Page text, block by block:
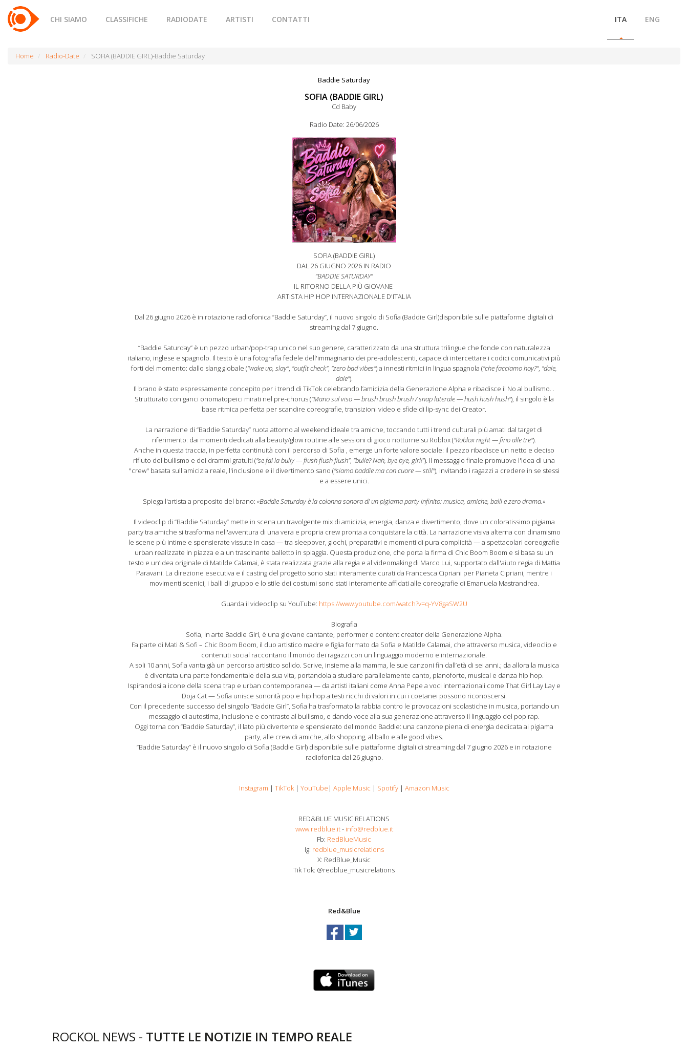
ITA ENG
CHI SIAMO CLASSIFICHE RADIODATE ARTISTI CONTATTI
Home Radio-Date SOFIA (BADDIE GIRL)-Baddie Saturday
Baddie Saturday
SOFIA (BADDIE GIRL)
Cd Baby
Radio Date: 26/06/2026
SOFIA (BADDIE GIRL)
DAL 26 GIUGNO 2026 IN RADIO
“BADDIE SATURDAY”
IL RITORNO DELLA PIÙ GIOVANE
ARTISTA HIP HOP INTERNAZIONALE D'ITALIA
Dal 26 giugno 2026 è in rotazione radiofonica “Baddie Saturday”, il nuovo singolo di Sofia (Baddie Girl)disponibile sulle piattaforme digitali di
streaming dal 7 giugno.
“Baddie Saturday” è un pezzo urban/pop-trap unico nel suo genere, caratterizzato da una struttura trilingue che fonde con naturalezza
italiano, inglese e spagnolo. Il testo è una fotografia fedele dell'immaginario dei pre-adolescenti, capace di intercettare i codici comunicativi più
forti del momento: dallo slang globale ("wake up, slay", "outfit check", "zero bad vibes") a innesti ritmici in lingua spagnola ("che facciamo hoy?", "dale,
dale").
Il brano è stato espressamente concepito per i trend di TikTok celebrando l’amicizia della Generazione Alpha e ribadisce il No al bullismo. .
Strutturato con ganci onomatopeici mirati nel pre-chorus ("Mano sul viso — brush brush brush / snap laterale — hush hush hush"), il singolo è la
base ritmica perfetta per scandire coreografie, transizioni video e sfide di lip-sync dei Creator.
La narrazione di “Baddie Saturday” ruota attorno al weekend ideale tra amiche, toccando tutti i trend culturali più amati dal target di
riferimento: dai momenti dedicati alla beauty/glow routine alle sessioni di gioco notturne su Roblox ("Roblox night — fino alle tre").
Anche in questa traccia, in perfetta continuità con il percorso di Sofia , emerge un forte valore sociale: il pezzo ribadisce un netto e deciso
rifiuto del bullismo e dei drammi gratuiti ("se fai la bully — flush flush flush", "bulle? Nah, bye bye, girl!"). Il messaggio finale promuove l'idea di una
"crew" basata sull'amicizia reale, l'inclusione e il divertimento sano ("siamo baddie ma con cuore — still"), invitando i ragazzi a credere in se stessi
e a essere unici.
Spiega l'artista a proposito del brano: «Baddie Saturday è la colonna sonora di un pigiama party infinito: musica, amiche, balli e zero drama.»
Il videoclip di “Baddie Saturday” mette in scena un travolgente mix di amicizia, energia, danza e divertimento, dove un coloratissimo pigiama
party tra amiche si trasforma nell'avventura di una vera e propria crew pronta a conquistare la città. La narrazione visiva alterna con dinamismo
le scene più intime e spensierate vissute in casa — tra sleepover, giochi, preparativi e momenti di pura complicità — a spettacolari coreografie
urban realizzate in piazza e a un trascinante balletto in spiaggia. Questa produzione, che porta la firma di Chic Boom Boom e si basa su un
testo e un’idea originale di Matilde Calamai, è stata realizzata grazie alla regia e al videomaking di Marco Lui, supportato dall'aiuto regia di Mattia
Paravani. La direzione esecutiva e il casting del progetto sono stati interamente curati da Francesca Cipriani per Pianeta Cipriani, mentre i
movimenti scenici, i balli di gruppo e lo stile dei costumi sono stati interamente affidati alle coreografie di Emanuela Mastrandrea.
Guarda il videoclip su YouTube: https://www.youtube.com/watch?v=q-YV8gaSW2U
Biografia
Sofia, in arte Baddie Girl, è una giovane cantante, performer e content creator della Generazione Alpha.
Fa parte di Mati & Sofi – Chic Boom Boom, il duo artistico madre e figlia formato da Sofia e Matilde Calamai, che attraverso musica, videoclip e
contenuti social raccontano il mondo dei ragazzi con un linguaggio moderno e internazionale.
A soli 10 anni, Sofia vanta già un percorso artistico solido. Scrive, insieme alla mamma, le sue canzoni fin dall’età di sei anni.; da allora la musica
è diventata una parte fondamentale della sua vita, portandola a studiare parallelamente canto, pianoforte, musical e danza hip hop.
Ispirandosi a icone della scena trap e urban contemporanea — da artisti italiani come Anna Pepe a voci internazionali come That Girl Lay Lay e
Doja Cat — Sofia unisce sonorità pop e hip hop a testi ricchi di valori in cui i coetanei possono riconoscersi.
Con il precedente successo del singolo “Baddie Girl”, Sofia ha trasformato la rabbia contro le provocazioni scolastiche in musica, portando un
messaggio di autostima, inclusione e contrasto al bullismo, e dando voce alla sua generazione attraverso il linguaggio del pop rap.
Oggi torna con “Baddie Saturday”, il lato più divertente e spensierato del mondo Baddie: una canzone piena di energia dedicata ai pigiama
party, alle crew di amiche, allo shopping, al ballo e alle good vibes.
“Baddie Saturday” è il nuovo singolo di Sofia (Baddie Girl) disponibile sulle piattaforme digitali di streaming dal 7 giugno 2026 e in rotazione
radiofonica dal 26 giugno.
Instagram | TikTok| YouTube | Apple Music | Spotify| Amazon Music
RED&BLUE MUSIC RELATIONS
www.redblue.it- info@redblue.it
Fb: RedBlueMusic
Ig: redblue_musicrelations
X: RedBlue_Music
Tik Tok: @redblue_musicrelations
Red&Blue
ROCKOL NEWS - TUTTE LE NOTIZIE IN TEMPO REALE